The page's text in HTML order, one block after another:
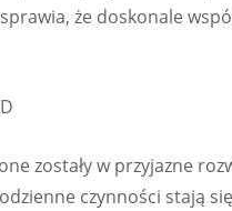
że doskonale
zostały w przyjazne
czynności stają